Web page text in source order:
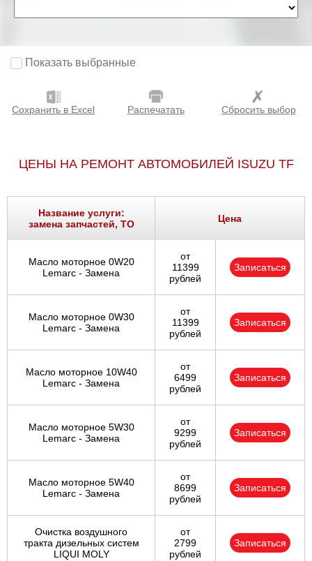
Показать выбранные
Сохранить в Excel Распечатать Сбросить выбор
ЦЕНЫ НА РЕМОНТ АВТОМОБИЛЕЙ ISUZU TF
Название услуги:
замена запчастей, ТО
Цена
Масло моторное 0W20
Lemarc - Замена
от
11399
рублей
Записаться
Масло моторное 0W30
Lemarc - Замена
от
11399
рублей
Записаться
Масло моторное 10W40
Lemarc - Замена
от
6499
рублей
Записаться
Масло моторное 5W30
Lemarc - Замена
от
9299
рублей
Записаться
Масло моторное 5W40
Lemarc - Замена
от
8699
рублей
Записаться
Очистка воздушного
тракта дизельных систем
LIQUI MOLY
от
2799
рублей
Записаться